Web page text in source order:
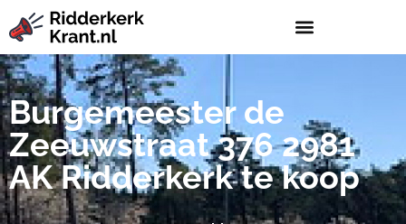
Burgemeester de
Zeeuwstraat 376 2981
AK Ridderkerk te koop